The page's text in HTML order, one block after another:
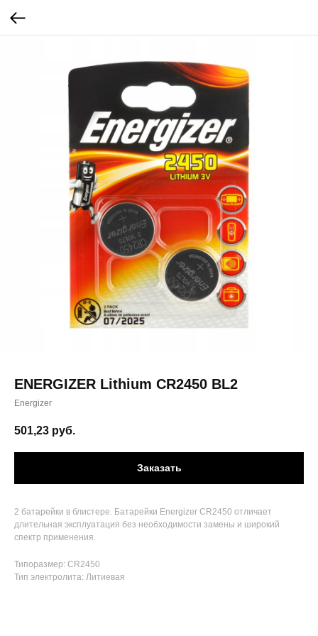
ENERGIZER Lithium CR2450 BL2
Energizer
501,23 руб.
Заказать
2 батарейки в блистере. Батарейки Energizer CR2450 отличает
длительная эксплуатация без необходимости замены и широкий
спектр применения.
Типоразмер: CR2450
Тип электролита: Литиевая